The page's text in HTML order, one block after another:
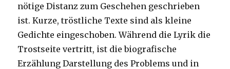
nötige Distanz zum Geschehen geschrieben
ist. Kurze, tröstliche Texte sind als kleine
Gedichte eingeschoben. Während die Lyrik die
Trostseite vertritt, ist die biografische
Erzählung Darstellung des Problems und in